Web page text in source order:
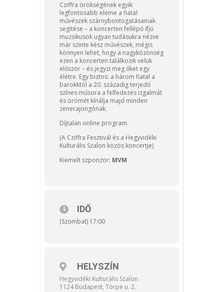
Cziffra örökségének egyik
legfontosabb eleme a fiatal
művészek szárnybontogatásainak
segítése – a koncerten fellépő ifjú
muzsikusok ugyan tudásukra nézve
már szinte kész művészek, mégis
könnyen lehet, hogy a nagyközönség
ezen a koncerten találkozik velük
először – és jegyzi meg őket egy
életre. Egy biztos: a három fiatal a
barokktól a 20. századig terjedő
színes műsora a felfedezés izgalmát
és örömét kínálja majd minden
zenerajongónak.
Díjtalan online program.
(A Cziffra Fesztivál és a Hegyvidéki
Kulturális Szalon közös koncertje)
Kiemelt szponzor: MVM
IDŐ
(Szombat) 17:00
HELYSZÍN
Hegyvidéki Kulturális Szalon
1124 Budapest, Törpe u. 2.